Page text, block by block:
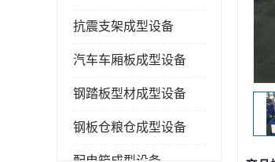
抗震支架成型设备
汽车车厢板成型设备
钢踏板型材成型设备
钢板仓粮仓成型设备